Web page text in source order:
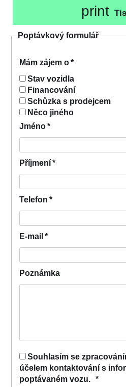
print
Poptávkový formulář
Mám zájem o*
Stav vozidla
Financování
Schůzka s prodejcem
Něco jiného
Jméno*
Příjmení*
Telefon *
E-mail *
Poznámka
Souhlasím se
účelem kontaktování s
poptávaném vozu. *